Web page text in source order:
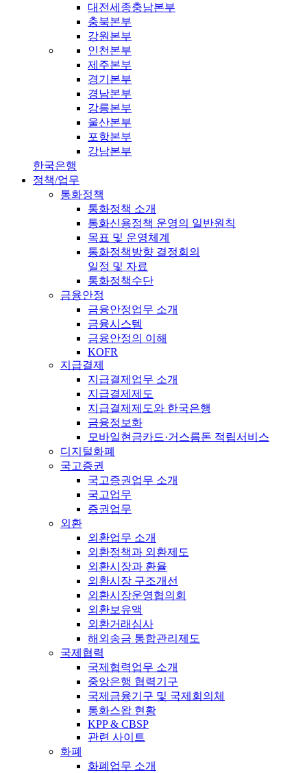
대전세종충남본부
충북본부
강원본부
인천본부
제주본부
경기본부
경남본부
강릉본부
울산본부
포항본부
강남본부
한국은행
정책/업무
통화정책
통화정책 소개
통화신용정책 운영의 일반원칙
목표 및 운영체계
통화정책방향 결정회의
일정 및 자료
통화정책수단
금융안정
금융안정업무 소개
금융시스템
금융안정의 이해
KOFR
지급결제
지급결제업무 소개
지급결제제도
지급결제제도와 한국은행
금융정보화
모바일현금카드·거스름돈 적립서비스
디지털화폐
국고증권
국고증권업무 소개
국고업무
증권업무
외환
외환업무 소개
외환정책과 외환제도
외환시장과 환율
외환시장 구조개선
외환시장운영협의회
외환보유액
외환거래심사
해외송금 통합관리제도
국제협력
국제협력업무 소개
중앙은행 협력기구
국제금융기구 및 국제회의체
통화스왑 현황
KPP & CBSP
관련 사이트
화폐
화폐업무 소개